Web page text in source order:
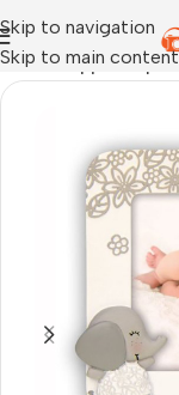
Skip to navigation
Skip to main content
Начало›Детски